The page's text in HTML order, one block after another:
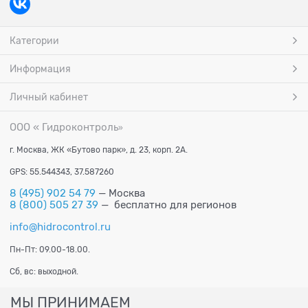
Категории
Информация
Личный кабинет
ООО « Гидроконтроль»
г. Москва, ЖК «Бутово парк», д. 23, корп. 2А.
GPS: 55.544343, 37.587260
8 (495) 902 54 79 — Москва
8 (800) 505 27 39 — бесплатно для регионов
info@hidrocontrol.ru
Пн-Пт: 09.00-18.00.
Сб, вс: выходной.
МЫ ПРИНИМАЕМ